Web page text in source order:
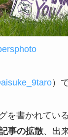
）
を書かれてい
事の拡散、出